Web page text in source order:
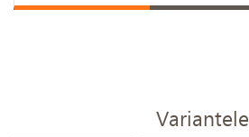
Variantele